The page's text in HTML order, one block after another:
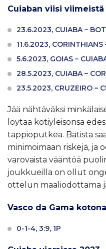
Cuiaban viisi
23.6.2023, CUIABA –
11.6.2023, CORINTHIANS
5.6.2023, GOIAS –
28.5.2023, CUIABA –
23.5.2023, CRUZEIRO –
Jää nähtäväksi
löytää kotiyleisönsä
tappioputkea. Batista
minimoimaan riskejä, ja
varovaista vääntöä
joukkueilla on ollut
ottelun maaliodottama
Vasco da Gama
0-1-4, 3:9, 1P